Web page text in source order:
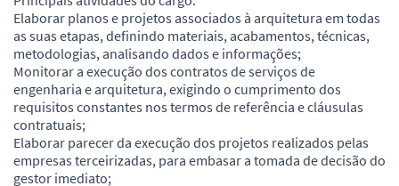
Elaborar planos e projetos associados à arquitetura em todas
as suas etapas, definindo materiais, acabamentos, técnicas,
metodologias, analisando dados e informações;
Monitorar a execução dos contratos de serviços de
engenharia e arquitetura, exigindo o cumprimento dos
requisitos constantes nos termos de referência e cláusulas
contratuais;
Elaborar parecer da execução dos projetos realizados pelas
empresas terceirizadas, para embasar a tomada de decisão do
gestor imediato;